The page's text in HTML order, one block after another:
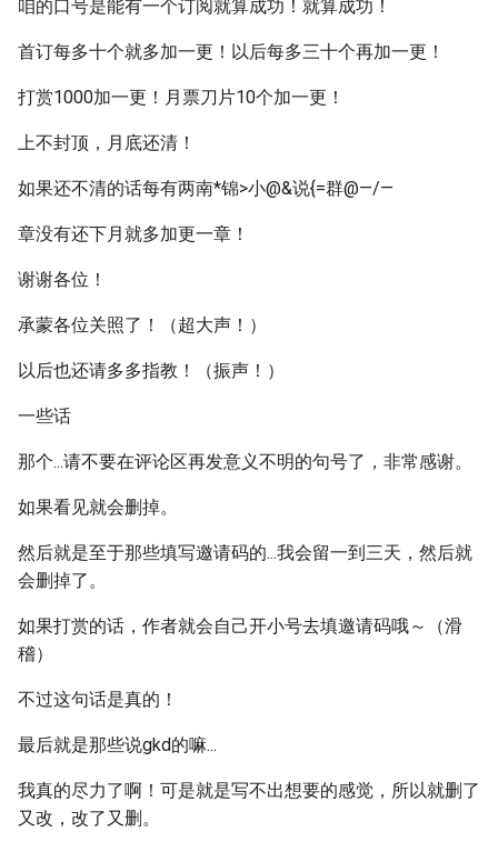
咱的口号是能有一个订阅就算成功！就算成功！
首订每多十个就多加一更！以后每多三十个再加一更！
打赏1000加一更！月票刀片10个加一更！
上不封顶，月底还清！
如果还不清的话每有两南*锦>小@&说{=群@—/—
章没有还下月就多加更一章！
谢谢各位！
承蒙各位关照了！（超大声！）
以后也还请多多指教！（振声！）
一些话
那个...请不要在评论区再发意义不明的句号了，非常感谢。
如果看见就会删掉。
然后就是至于那些填写邀请码的...我会留一到三天，然后就
会删掉了。
如果打赏的话，作者就会自己开小号去填邀请码哦～（滑
稽）
不过这句话是真的！
最后就是那些说gkd的嘛...
我真的尽力了啊！可是就是写不出想要的感觉，所以就删了
又改，改了又删。